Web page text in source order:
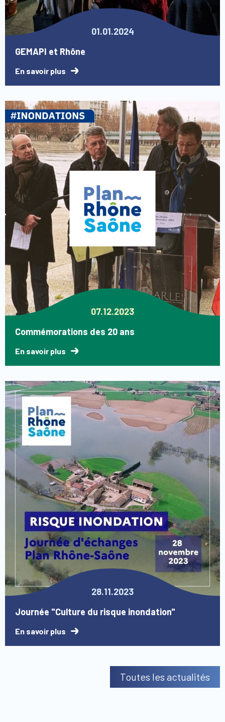
01.01.2024
GEMAPI et Rhône
En savoir plus
07.12.2023
Commémorations des 20 ans
En savoir plus
28.11.2023
Journée "Culture du risque inondation"
En savoir plus
Toutes les actualités